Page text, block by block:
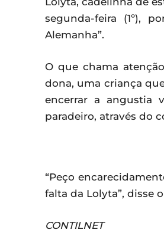
segunda-feira (1º),
Alemanha”.
O que chama
dona, uma criança
encerrar a angustia
paradeiro, através do
“Peço
falta da Lolyta”, disse
CONTILNET